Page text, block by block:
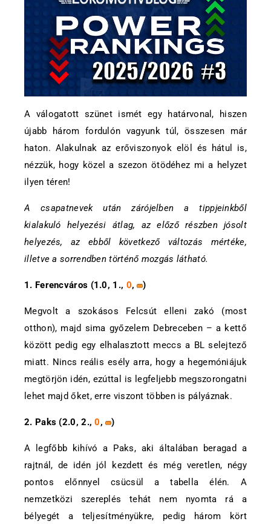
A válogatott szünet ismét egy határvonal, hiszen
újabb három fordulón vagyunk túl, összesen már
haton. Alakulnak az erőviszonyok elöl és hátul is,
nézzük, hogy közel a szezon ötödéhez mi a helyzet
ilyen téren!
A csapatnevek után zárójelben a tippjeinkből
kialakuló helyezési átlag, az előző részben jósolt
helyezés, az ebből következő változás mértéke,
illetve a sorrendben történő mozgás látható.
1. Ferencváros (1.0, 1., 0, )
Megvolt a szokásos Felcsút elleni zakó (most
otthon), majd sima győzelem Debreceben – a kettő
között pedig egy elhalasztott meccs a BL selejtező
miatt. Nincs reális esély arra, hogy a hegemóniájuk
megtörjön idén, ezúttal is legfeljebb megszorongatni
lehet majd őket, erre viszont többen is pályáznak.
2. Paks (2.0, 2.,0, )
A legfőbb kihívó a Paks, aki általában beragad a
rajtnál, de idén jól kezdett és még veretlen, négy
pontos előnnyel csücsül a tabella élén. A
nemzetközi szereplés tehát nem nyomta rá a
bélyegét a teljesítményükre, pedig három kört